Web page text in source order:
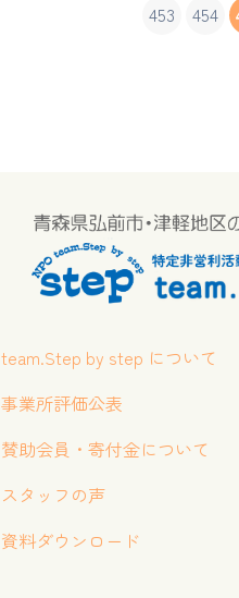
453 454
team.Step by step について
事業所評価公表
賛助会員・寄付金について
スタッフの声
資料ダウンロード